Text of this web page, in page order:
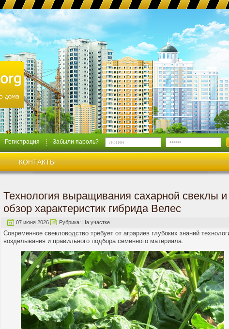
Регистрация Забыли пароль?
КОНТАКТЫ
Технология выращивания сахарной свеклы и
обзор характеристик гибрида Велес
07 июня 2026 Рубрика: На участке
Современное свекловодство требует от аграриев глубоких знаний
возделывания и правильного подбора семенного материала.